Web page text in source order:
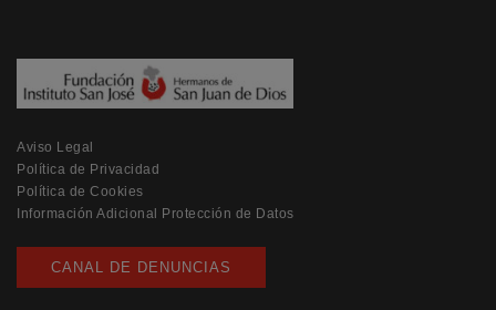
Aviso Legal
Política de Privacidad
Política de Cookies
Información Adicional Protección de Datos
CANAL DE DENUNCIAS